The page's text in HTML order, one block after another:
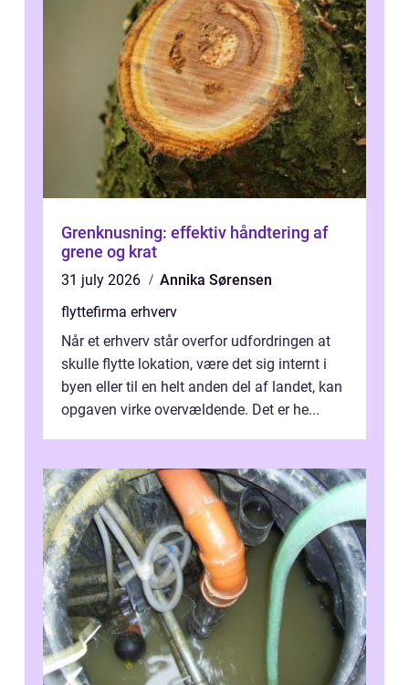
Grenknusning: effektiv håndtering af
grene og krat
31 july 2026
Annika Sørensen
flyttefirma erhverv
Når et erhverv står overfor udfordringen at
skulle flytte lokation, være det sig internt i
byen eller til en helt anden del af landet, kan
opgaven virke overvældende. Det er he...